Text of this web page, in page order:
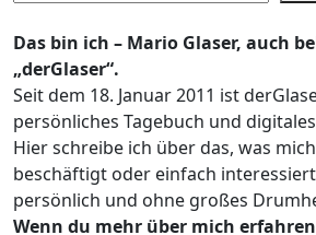
Das bin ich – Mario Glaser, auch
„derGlaser“.
Seit dem 18. Januar 2011 ist
persönliches Tagebuch und
Hier schreibe ich über das, was
beschäftigt oder einfach
persönlich und ohne großes
Wenn du mehr über mich